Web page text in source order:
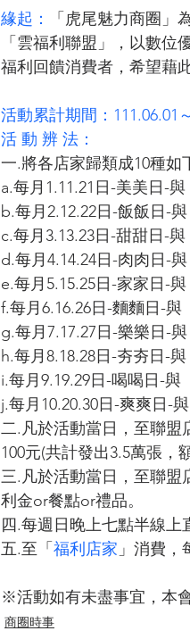
緣起：
「虎尾魅力商圈
「雲福利聯盟」，以數
福利回饋消費者，希望藉
活動累計期間：111.06.01
​活 動 辨 法：
一.將各店家歸類成10種如
a.每月1.11.21日-美美日-
b.每月2.12.22日-飯飯日-
c.每月3.13.23日-甜甜日-
d.每月4.14.24日-肉肉日-
e.每月5.15.25日-家家日-
f.每月6.16.26日-麵麵日-
g.每月7.17.27日-樂樂日-
h.每月8.18.28日-夯夯日-
i.每月9.19.29日-喝喝日-
j.每月10.20.30日-爽爽日-
二.凡於活動當日，至聯盟
100元(共計發出3.5萬張，
三.凡於活動當日，至聯盟
利金or餐點or禮品。
四.每週日晚上七點半線上
五.至「 福利店家 」消費，
※活動如有未盡事宜，本
商圈時事